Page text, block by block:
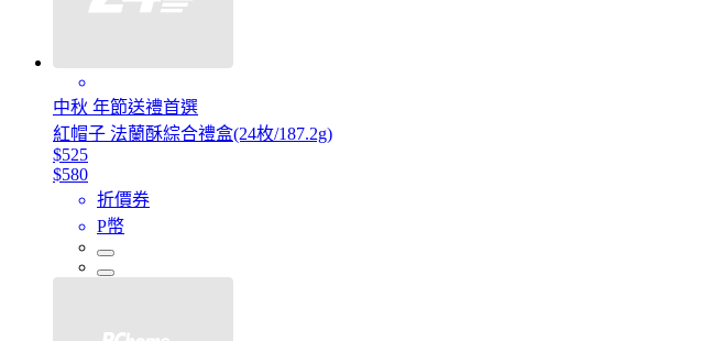
中秋 年節送禮首選
紅帽子 法蘭酥綜合禮盒(24枚/187.2g)
$525
$580
折價券
P幣